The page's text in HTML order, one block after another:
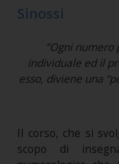
Sinossi
"Ogni numero
individuale ed il
esso, diviene una
Il corso, che si
scopo di